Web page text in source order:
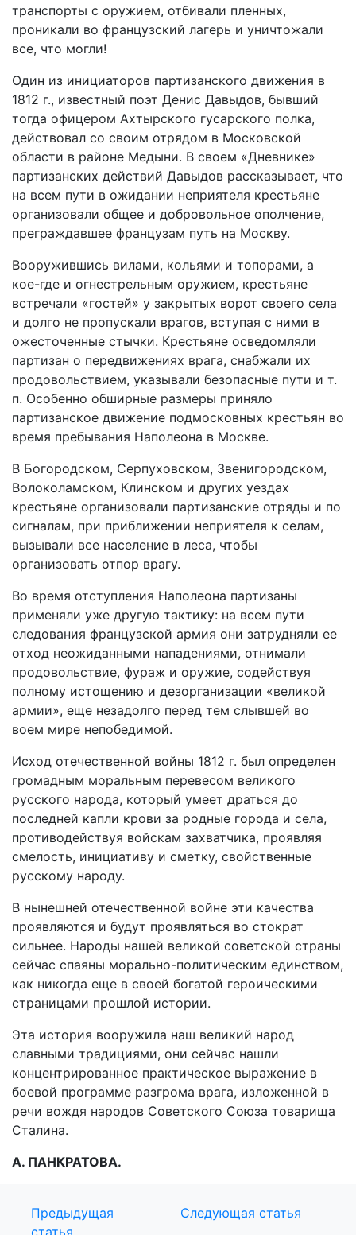
транспорты с оружием, отбивали пленных,
проникали во французский лагерь и уничтожали
все, что могли!
Один из инициаторов партизанского движения в
1812 г., известный поэт Денис Давыдов, бывший
тогда офицером Ахтырского гусарского полка,
действовал со своим отрядом в Московской
области в районе Медыни. В своем «Дневнике»
партизанских действий Давыдов рассказывает, что
на всем пути в ожидании неприятеля крестьяне
организовали общее и добровольное ополчение,
преграждавшее французам путь на Москву.
Вооружившись вилами, кольями и топорами, а
кое-где и огнестрельным оружием, крестьяне
встречали «гостей» у закрытых ворот своего села
и долго не пропускали врагов, вступая с ними в
ожесточенные стычки. Крестьяне осведомляли
партизан о передвижениях врага, снабжали их
продовольствием, указывали безопасные пути и т.
п. Особенно обширные размеры приняло
партизанское движение подмосковных крестьян во
время пребывания Наполеона в Москве.
В Богородском, Серпуховском, Звенигородском,
Волоколамском, Клинском и других уездах
крестьяне организовали партизанские отряды и по
сигналам, при приближении неприятеля к селам,
вызывали все население в леса, чтобы
организовать отпор врагу.
Во время отступления Наполеона партизаны
применяли уже другую тактику: на всем пути
следования французской армия они затрудняли ее
отход неожиданными нападениями, отнимали
продовольствие, фураж и оружие, содействуя
полному истощению и дезорганизации «великой
армии», еще незадолго перед тем слывшей во
воем мире непобедимой.
Исход отечественной войны 1812 г. был определен
громадным моральным перевесом великого
русского народа, который умеет драться до
последней капли крови за родные города и села,
противодействуя войскам захватчика, проявляя
смелость, инициативу и сметку, свойственные
русскому народу.
В нынешней отечественной войне эти качества
проявляются и будут проявляться во стократ
сильнее. Народы нашей великой советской страны
сейчас спаяны морально-политическим единством,
как никогда еще в своей богатой героическими
страницами прошлой истории.
Эта история вооружила наш великий народ
славными традициями, они сейчас нашли
концентрированное практическое выражение в
боевой программе разгрома врага, изложенной в
речи вождя народов Советского Союза товарища
Сталина.
А. ПАНКРАТОВА.
Предыдущая
статья
Следующая статья